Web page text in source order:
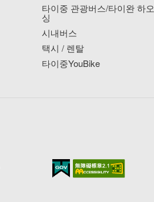
타이중 관광버스/타이완 하오
싱
시내버스
택시 / 렌탈
타이중YouBike